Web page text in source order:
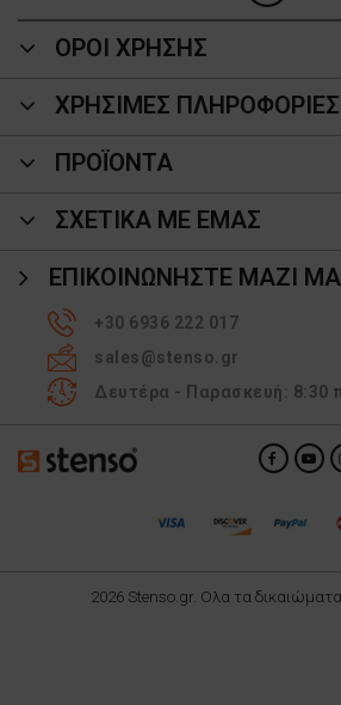
ΟΡΟΙ ΧΡΗΣΗΣ
ΧΡΗΣΙΜΕΣ ΠΛΗΡΟΦΟΡΙΕΣ
ΠΡΟΪΌΝΤΑ
ΣΧΕΤΙΚΑ ΜΕ ΕΜΑΣ
ΕΠΙΚΟΙΝΩΝΉΣΤΕ ΜΑΖΊ
+30 6936 222 017
sales@stenso.gr
Δευτέρα - Παρασκευή: 8:30
2026 Stenso.gr. Ολα τα